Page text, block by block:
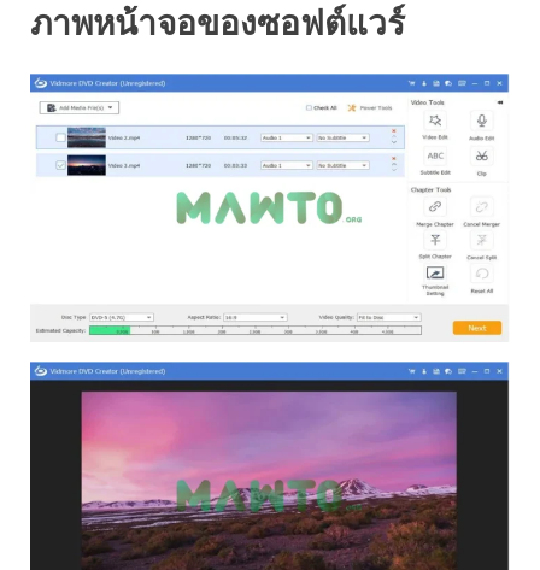
ภาพหน้าจอของซอฟต์แวร์